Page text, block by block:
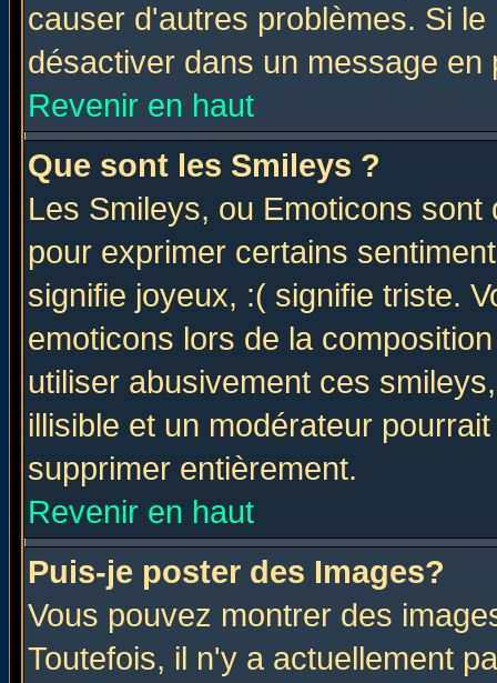
causer d'autres problèmes. Si
désactiver dans un message
Revenir en haut
Que sont les Smileys ?
Les Smileys, ou Emoticons
pour exprimer certains
signifie joyeux, :( signifie triste.
emoticons lors de la
utiliser abusivement ces
illisible et un modérateur
supprimer entièrement.
Revenir en haut
Puis-je poster des Images?
Vous pouvez montrer des
Toutefois, il n'y a actuellement